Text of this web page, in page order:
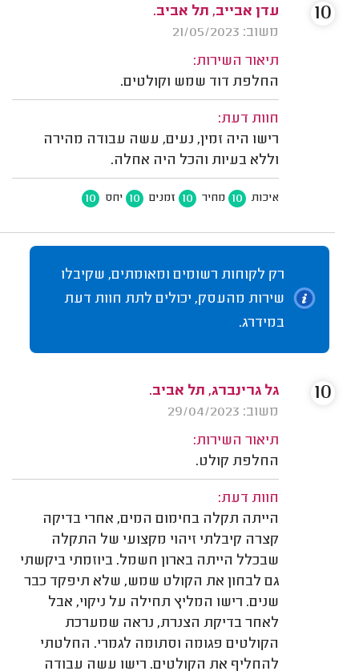
עדן אבייב, תל אביב.
משוב: 21/05/2023
תיאור השירות:
החלפת דוד שמש וקולטים.
חוות דעת:
רישו היה זמין, נעים, עשה עבודה מהירה
וללא בעיות והכל היה אחלה.
איכות 10 מחיר 10 זמנים 10 יחס 10
10
רק לקוחות רשומים ומאומתים, שקיבלו
שירות מהעסק, יכולים לתת חוות דעת
במידרג.
גל גרינברג, תל אביב.
משוב: 29/04/2023
תיאור השירות:
החלפת קולט.
חוות דעת:
הייתה תקלה בחימום המים, אחרי בדיקה
קצרה קיבלתי זיהוי מקצועי של התקלה
שבכלל הייתה בארון חשמל. ביוזמתי ביקשתי
גם לבחון את הקולט שמש, שלא תיפקד כבר
שנים. רישו המליץ תחילה על ניקוי, אבל
לאחר בדיקת הצנרת, נראה שמערכת
הקולטים פגומה וסתומה לגמרי. החלטתי
להחליף את הקולטים. רישו עשה עבודה
10